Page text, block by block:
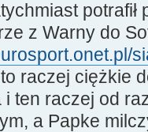
potrafił
z Warny do
raczej ciężkie
ten raczej od
a Papke